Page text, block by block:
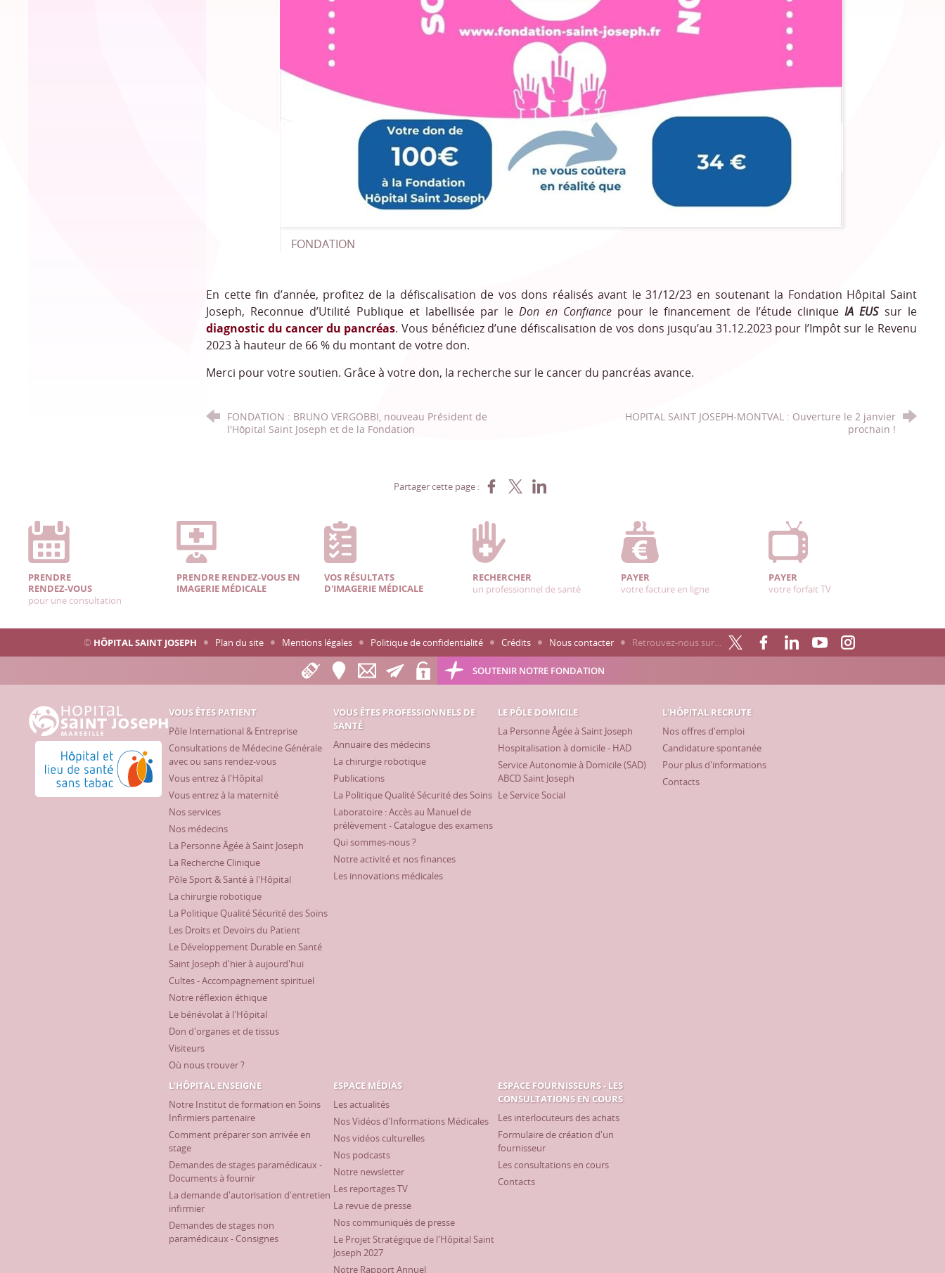
FONDATION
En cette fin d’année, profitez de la défiscalisation de vos dons réalisés avant le 31/12/23 en soutenant la Fondation Hôpital Saint
Joseph, Reconnue d’Utilité Publique et labellisée par leDon en Confiancepour le financement de l’étude cliniqueIA EUS sur le
diagnostic du cancer du pancréas. Vous bénéficiez d’une défiscalisation de vos dons jusqu’au 31.12.2023 pour l’Impôt sur le Revenu
2023 à hauteur de 66 % du montant de votre don.
Merci pour votre soutien. Grâce à votre don, la recherche sur le cancer du pancréas avance.
FONDATION : BRUNO VERGOBBI, nouveau Président de
l'Hôpital Saint Joseph et de la Fondation
HOPITAL SAINT JOSEPH-MONTVAL : Ouverture le 2 janvier
prochain !
Partager cette page : Partager sur Facebook
Partager sur XPartager sur LinkedIn
PRENDRE
RENDEZ-VOUS
pour une consultation
PRENDRE RENDEZ-VOUS EN
IMAGERIE MÉDICALE
VOS RÉSULTATS
D'IMAGERIE MÉDICALE
RECHERCHER
un professionnel de santé
PAYER
votre facture en ligne
PAYER
votre forfait TV
© HÔPITAL SAINT JOSEPH Plan du site Mentions légales Politique de confidentialité Crédits Nous contacter Retrouvez-nous sur…
SOUTENIR NOTRE FONDATION
Hôpital Saint Joseph - Marseille
Hôpital et lieu de santé sans tabac
VOUS ÊTES PATIENT
Pôle International & Entreprise
Consultations de Médecine Générale
avec ou sans rendez-vous
Vous entrez à l'Hôpital
Vous entrez à la maternité
Nos services
Nos médecins
La Personne Âgée à Saint Joseph
La Recherche Clinique
Pôle Sport & Santé à l'Hôpital
La chirurgie robotique
La Politique Qualité Sécurité des Soins
Les Droits et Devoirs du Patient
Le Développement Durable en Santé
Saint Joseph d'hier à aujourd'hui
Cultes - Accompagnement spirituel
Notre réflexion éthique
Le bénévolat à l'Hôpital
Don d'organes et de tissus
Visiteurs
Où nous trouver ?
VOUS ÊTES PROFESSIONNELS DE
SANTÉ
Annuaire des médecins
La chirurgie robotique
Publications
La Politique Qualité Sécurité des Soins
Laboratoire : Accès au Manuel de
prélèvement - Catalogue des examens
Qui sommes-nous ?
Notre activité et nos finances
Les innovations médicales
LE PÔLE DOMICILE
La Personne Âgée à Saint Joseph
Hospitalisation à domicile - HAD
Service Autonomie à Domicile (SAD)
ABCD Saint Joseph
Le Service Social
L'HÔPITAL RECRUTE
Nos offres d'emploi
Candidature spontanée
Pour plus d'informations
Contacts
L'HÔPITAL ENSEIGNE
Notre Institut de formation en Soins
Infirmiers partenaire
Comment préparer son arrivée en
stage
Demandes de stages paramédicaux -
Documents à fournir
La demande d'autorisation d'entretien
infirmier
Demandes de stages non
paramédicaux - Consignes
ESPACE MÉDIAS
Les actualités
Nos Vidéos d'Informations Médicales
Nos vidéos culturelles
Nos podcasts
Notre newsletter
Les reportages TV
La revue de presse
Nos communiqués de presse
Le Projet Stratégique de l'Hôpital Saint
Joseph 2027
Notre Rapport Annuel
ESPACE FOURNISSEURS - LES
CONSULTATIONS EN COURS
Les interlocuteurs des achats
Formulaire de création d'un
fournisseur
Les consultations en cours
Contacts